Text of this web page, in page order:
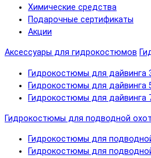
Химические средства
Подарочные сертификаты
Акции
Аксессуары для гидрокостюмов
Гидрокостюмы для дайвинга
Гидрокостюмы для дайвинга
Гидрокостюмы для дайвинга
Гидрокостюмы для подводной
Гидрокостюмы для
Гидрокостюмы для